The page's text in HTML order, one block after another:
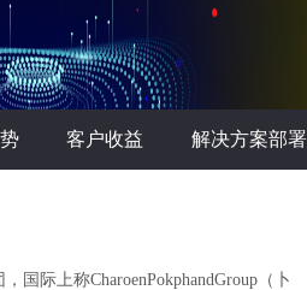
客户收益 解决方案部署
国际上称CharoenPokphandGroup（卜